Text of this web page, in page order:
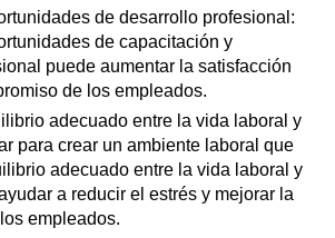
de desarrollo profesional:
de capacitación y
puede aumentar la satisfacción
de los empleados.
adecuado entre la vida laboral y
para crear un ambiente laboral que
adecuado entre la vida laboral y
a reducir el estrés y mejorar la
empleados.